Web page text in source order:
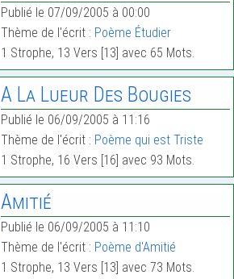
Publié le 07/09/2005 à 00:00
Thème de l'écrit : Poème Étudier
1 Strophe, 13 Vers [13] avec 65 Mots.
A La Lueur Des Bougies
Publié le 06/09/2005 à 11:16
Thème de l'écrit : Poème qui est Triste
1 Strophe, 16 Vers [16] avec 93 Mots.
Amitié
Publié le 06/09/2005 à 11:10
Thème de l'écrit : Poème d'Amitié
1 Strophe, 13 Vers [13] avec 73 Mots.